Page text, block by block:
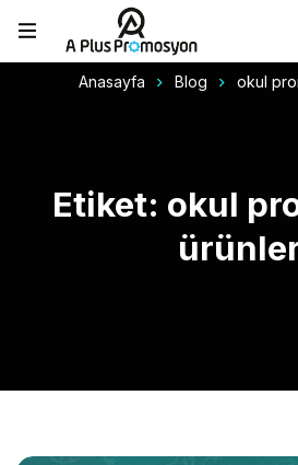
Anasayfa Blog okul
Etiket: okul